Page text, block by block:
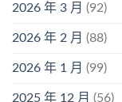
2026 年 3 月 (92)
2026 年 2 月 (88)
2026 年 1 月 (99)
2025 年 12 月 (56)